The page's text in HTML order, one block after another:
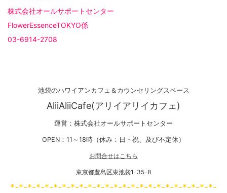
株式会社オールサポートセンター
FlowerEssenceTOKYO係
03-6914-2708
池袋のハワイアンカフェ＆カウンセリングスペース
AliiAliiCafe(アリイアリイカフェ)
運営：株式会社オールサポートセンター
OPEN：11～18時（休み：日・祝、及び不定休）
お問合せはこちら
東京都豊島区東池袋1-35-8
*-*-*-*-*-*-*-*-*-*-*-*-*-*-*-*-*-*-*-*-*-*-*-*-